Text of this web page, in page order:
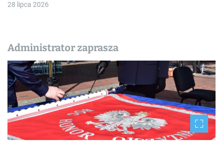
28 lipca 2026
Administrator zaprasza